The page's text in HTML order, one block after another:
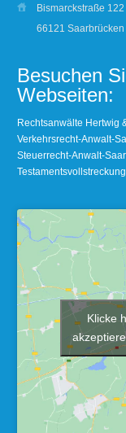
Bismarckstraße 122
66121 Saarbrücken
Besuchen
Webseiten:
Rechtsanwälte Hertwig
Verkehrsrecht-Anwalt-
Steuerrecht-Anwalt-
Klicke